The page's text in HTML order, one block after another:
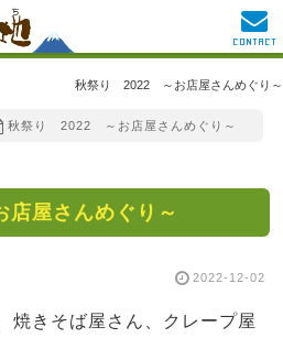
秋祭り 2022 ～お店屋さんめぐり～
秋祭り 2022 ～お店屋さんめぐり～
屋さんめぐり～
2022-12-02
焼きそば屋さん、クレープ屋
CONTACT